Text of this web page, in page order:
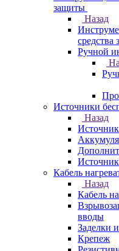
защиты
Назад
средства
Ручной
Источники
Назад
Кабель
Назад
Кабель
вводы
Заделки
Крепеж